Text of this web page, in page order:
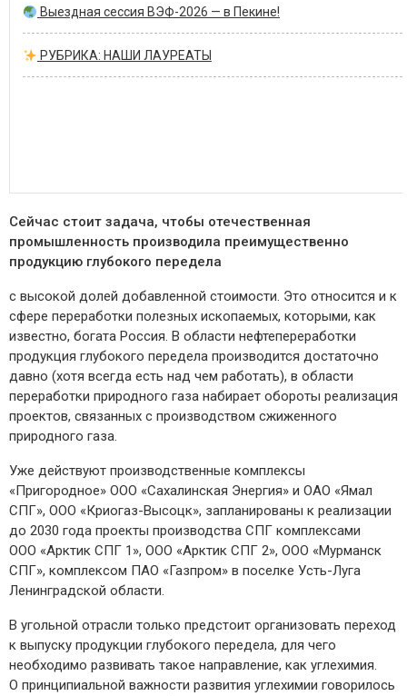
Выездная сессия ВЭФ-2026 — в Пекине!
РУБРИКА: НАШИ ЛАУРЕАТЫ
Сейчас стоит задача, чтобы отечественная
промышленность производила преимущественно
продукцию глубокого передела
с высокой долей добавленной стоимости. Это относится и к
сфере переработки полезных ископаемых, которыми, как
известно, богата Россия. В области нефтепереработки
продукция глубокого передела производится достаточно
давно (хотя всегда есть над чем работать), в области
переработки природного газа набирает обороты реализация
проектов, связанных с производством сжиженного
природного газа.
Уже действуют производственные комплексы
«Пригородное» ООО «Сахалинская Энергия» и ОАО «Ямал
СПГ», ООО «Криогаз-­Высоцк», запланированы к реализации
до 2030 года проекты производства СПГ комплексами
ООО «Арктик СПГ 1», ООО «Арктик СПГ 2», ООО «Мурманск
СПГ», комплексом ПАО «Газпром» в поселке Усть-­Луга
Ленинградской области.
В угольной отрасли только предстоит организовать переход
к выпуску продукции глубокого передела, для чего
необходимо развивать такое направление, как углехимия.
О принципиальной важности развития углехимии говорилось